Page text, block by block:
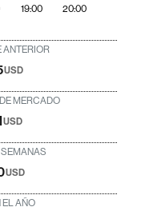
19:00 20:00
ANTERIOR
USD
MERCADO
USD
SEMANAS
USD
EL AÑO